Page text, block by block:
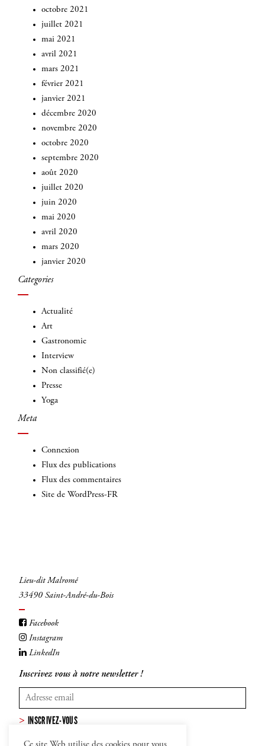
octobre 2021
juillet 2021
mai 2021
avril 2021
mars 2021
février 2021
janvier 2021
décembre 2020
novembre 2020
octobre 2020
septembre 2020
août 2020
juillet 2020
juin 2020
mai 2020
avril 2020
mars 2020
janvier 2020
Categories
Actualité
Art
Gastronomie
Interview
Non classifié(e)
Presse
Yoga
Meta
Connexion
Flux des publications
Flux des commentaires
Site de WordPress-FR
Lieu-dit Malromé
33490 Saint-André-du-Bois
Facebook
Instagram
LinkedIn
Inscrivez vous à notre newsletter !
INSCRIVEZ-VOUS